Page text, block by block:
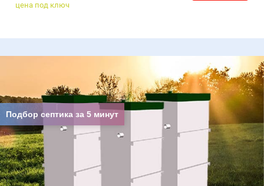
цена под ключ
Подбор септика за 5 минут